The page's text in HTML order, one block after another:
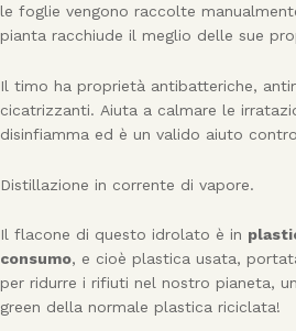
le foglie vengono raccolte
pianta racchiude il meglio delle sue
Il timo ha proprietà antibatteriche,
cicatrizzanti. Aiuta a calmare le
disinfiamma ed è un valido aiuto
Distillazione in corrente di vapore.
Il flacone di questo idrolato è in
consumo, e cioè plastica usata,
per ridurre i rifiuti nel nostro pianeta,
green della normale plastica riciclata!